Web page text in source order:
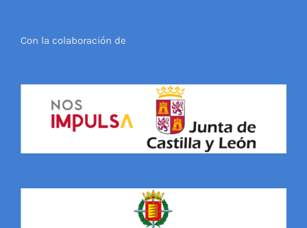
Con la colaboración de